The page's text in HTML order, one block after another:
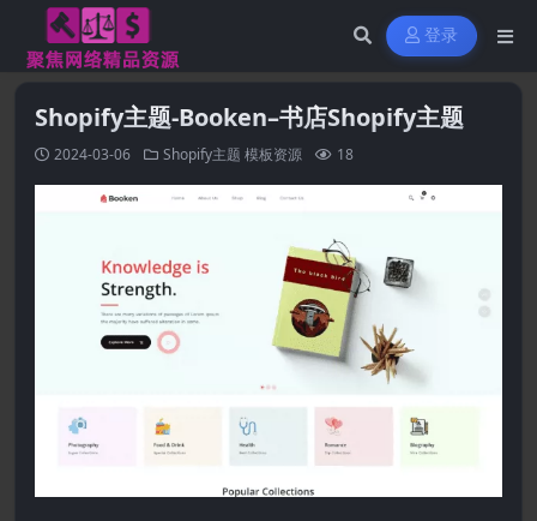
登录
Shopify主题-Booken–书店Shopify主题
2024-03-06 Shopify主题 模板资源 18